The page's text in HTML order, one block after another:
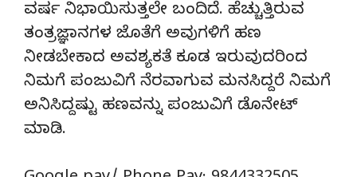
ವರ್ಷ ನಿಭಾಯಿಸುತ್ತಲೇ ಬಂದಿದೆ. ಹೆಚ್ಚುತ್ತಿರುವ
ತಂತ್ರಜ್ಞಾನಗಳ ಜೊತೆಗೆ ಅವುಗಳಿಗೆ ಹಣ
ನೀಡಬೇಕಾದ ಅವಶ್ಯಕತೆ ಕೂಡ ಇರುವುದರಿಂದ
ನಿಮಗೆ ಪಂಜುವಿಗೆ ನೆರವಾಗುವ ಮನಸಿದ್ದರೆ ನಿಮಗೆ
ಅನಿಸಿದ್ದಷ್ಟು ಹಣವನ್ನು ಪಂಜುವಿಗೆ ಡೊನೇಟ್‌
ಮಾಡಿ.